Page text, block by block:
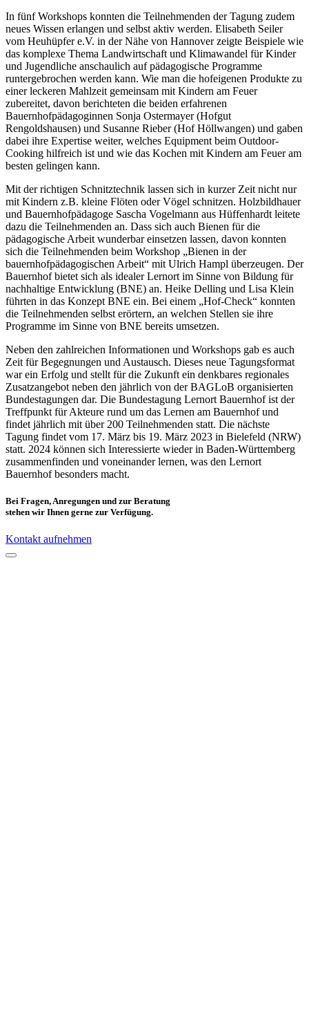
In fünf Workshops konnten die Teilnehmenden der Tagung zudem
neues Wissen erlangen und selbst aktiv werden. Elisabeth Seiler
vom Heuhüpfer e.V. in der Nähe von Hannover zeigte Beispiele wie
das komplexe Thema Landwirtschaft und Klimawandel für Kinder
und Jugendliche anschaulich auf pädagogische Programme
runtergebrochen werden kann. Wie man die hofeigenen Produkte zu
einer leckeren Mahlzeit gemeinsam mit Kindern am Feuer
zubereitet, davon berichteten die beiden erfahrenen
Bauernhofpädagoginnen Sonja Ostermayer (Hofgut
Rengoldshausen) und Susanne Rieber (Hof Höllwangen) und gaben
dabei ihre Expertise weiter, welches Equipment beim Outdoor-
Cooking hilfreich ist und wie das Kochen mit Kindern am Feuer am
besten gelingen kann.
Mit der richtigen Schnitztechnik lassen sich in kurzer Zeit nicht nur
mit Kindern z.B. kleine Flöten oder Vögel schnitzen. Holzbildhauer
und Bauernhofpädagoge Sascha Vogelmann aus Hüffenhardt leitete
dazu die Teilnehmenden an. Dass sich auch Bienen für die
pädagogische Arbeit wunderbar einsetzen lassen, davon konnten
sich die Teilnehmenden beim Workshop „Bienen in der
bauernhofpädagogischen Arbeit“ mit Ulrich Hampl überzeugen. Der
Bauernhof bietet sich als idealer Lernort im Sinne von Bildung für
nachhaltige Entwicklung (BNE) an. Heike Delling und Lisa Klein
führten in das Konzept BNE ein. Bei einem „Hof-Check“ konnten
die Teilnehmenden selbst erörtern, an welchen Stellen sie ihre
Programme im Sinne von BNE bereits umsetzen.
Neben den zahlreichen Informationen und Workshops gab es auch
Zeit für Begegnungen und Austausch. Dieses neue Tagungsformat
war ein Erfolg und stellt für die Zukunft ein denkbares regionales
Zusatzangebot neben den jährlich von der BAGLoB organisierten
Bundestagungen dar. Die Bundestagung Lernort Bauernhof ist der
Treffpunkt für Akteure rund um das Lernen am Bauernhof und
findet jährlich mit über 200 Teilnehmenden statt. Die nächste
Tagung findet vom 17. März bis 19. März 2023 in Bielefeld (NRW)
statt. 2024 können sich Interessierte wieder in Baden-Württemberg
zusammenfinden und voneinander lernen, was den Lernort
Bauernhof besonders macht.
Bei Fragen, Anregungen und zur Beratung
stehen wir Ihnen gerne zur Verfügung.
Kontakt aufnehmen